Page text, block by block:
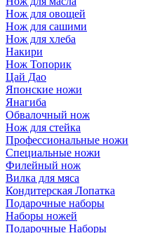
Нож для овощей
Нож для сашими
Нож для хлеба
Накири
Нож Топорик
Цай Дао
Японские ножи
Янагиба
Обвалочный нож
Нож для стейка
Профессиональные ножи
Специальные ножи
Филейный нож
Вилка для мяса
Кондитерская Лопатка
Подарочные наборы
Наборы ножей
Подарочные Наборы